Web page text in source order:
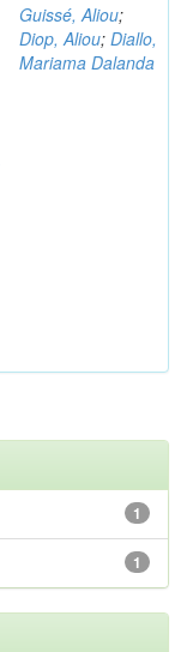
Guissé, Aliou;
Diop, Aliou; Diallo,
Mariama Dalanda
1
1